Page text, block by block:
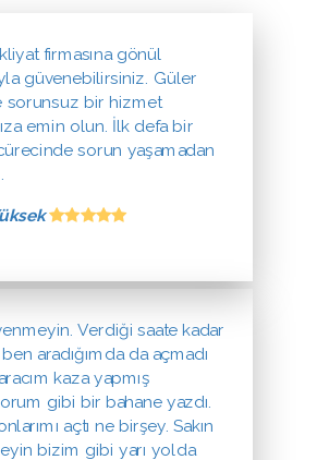
firmasına gönül
güvenebilirsiniz. Güler
sorunsuz bir hizmet
emin olun. İlk defa bir
sorun yaşamadan
Verdiği saate kadar
ben aradığımda da açmadı
kaza yapmış
gibi bir bahane yazdı.
açtı ne birşey. Sakın
bizim gibi yarı yolda